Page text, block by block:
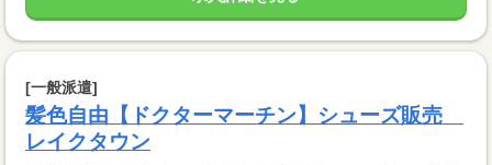
[一般派遣]
髪色自由【ドクターマーチン】シューズ販売
レイクタウン